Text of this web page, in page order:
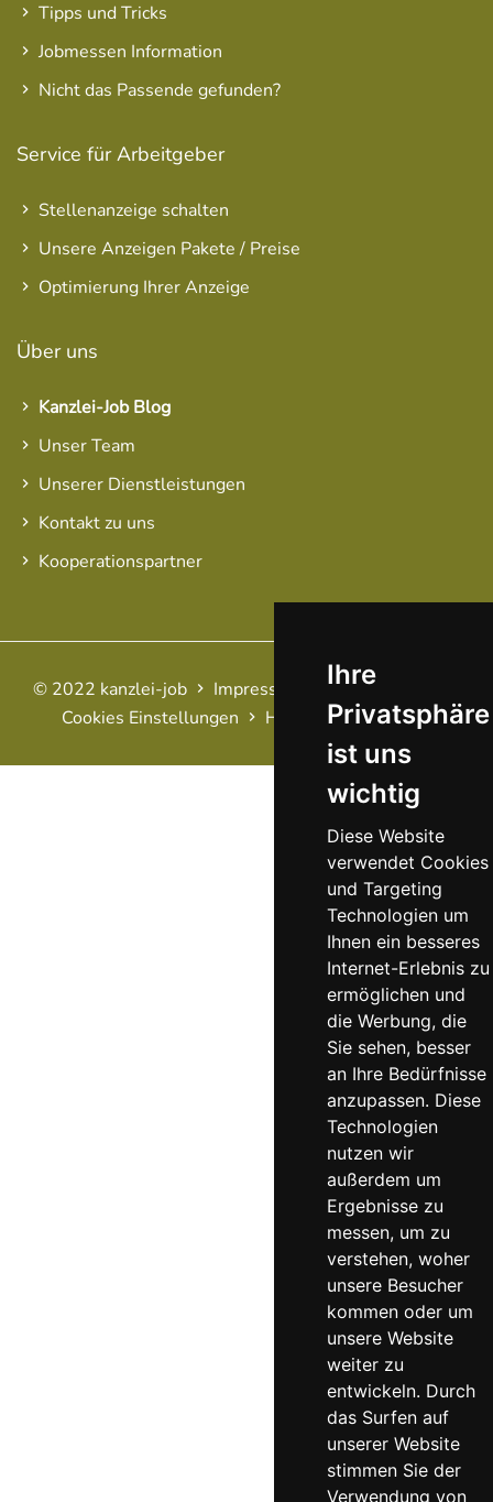
Ihre
Privatsphäre
ist uns
wichtig
Diese Website
verwendet Cookies
und Targeting
Technologien um
Ihnen ein besseres
Internet-Erlebnis zu
ermöglichen und
die Werbung, die
Sie sehen, besser
an Ihre Bedürfnisse
anzupassen. Diese
Technologien
nutzen wir
außerdem um
Ergebnisse zu
messen, um zu
verstehen, woher
unsere Besucher
kommen oder um
unsere Website
weiter zu
entwickeln. Durch
das Surfen auf
unserer Website
stimmen Sie der
Verwendung von
Tipps und Tricks
Jobmessen Information
Nicht das Passende gefunden?
Service für Arbeitgeber
Stellenanzeige schalten
Unsere Anzeigen Pakete / Preise
Optimierung Ihrer Anzeige
Über uns
Kanzlei-Job Blog
Unser Team
Unserer Dienstleistungen
Kontakt zu uns
Kooperationspartner
© 2022 kanzlei-job Impressum AGB
Cookies Einstellungen
Haftungsausschluss FAQ